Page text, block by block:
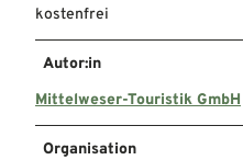
kostenfrei
Autor:in
Mittelweser-Touristik GmbH
Organisation